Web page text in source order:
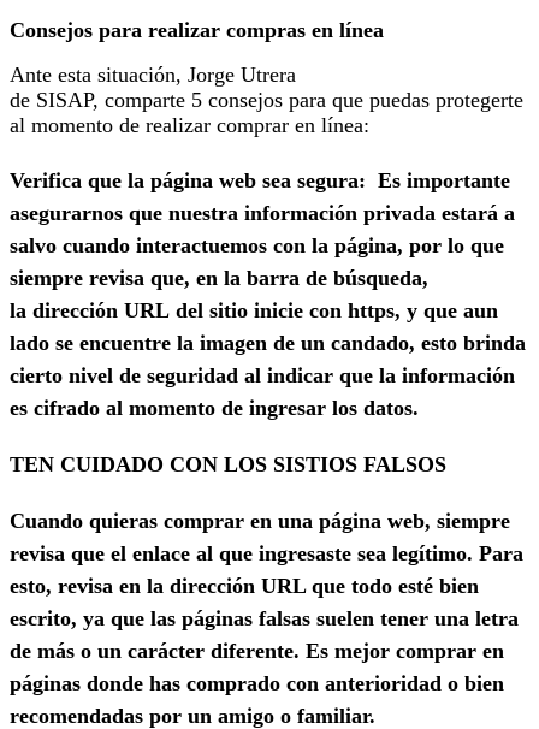
Consejos para realizar compras en línea
Ante esta situación, Jorge Utrera
de SISAP, comparte 5 consejos para que puedas protegerte
al momento de realizar comprar en línea:
Verifica que la página web sea segura: Es importante
asegurarnos que nuestra información privada estará a
salvo cuando interactuemos con la página, por lo que
siempre revisa que, en la barra de búsqueda,
la dirección URL del sitio inicie con https, y que aun
lado se encuentre la imagen de un candado, esto brinda
cierto nivel de seguridad al indicar que la información
es cifrado al momento de ingresar los datos.
TEN CUIDADO CON LOS SISTIOS FALSOS
Cuando quieras comprar en una página web, siempre
revisa que el enlace al que ingresaste sea legítimo. Para
esto, revisa en la dirección URL que todo esté bien
escrito, ya que las páginas falsas suelen tener una letra
de más o un carácter diferente. Es mejor comprar en
páginas donde has comprado con anterioridad o bien
recomendadas por un amigo o familiar.